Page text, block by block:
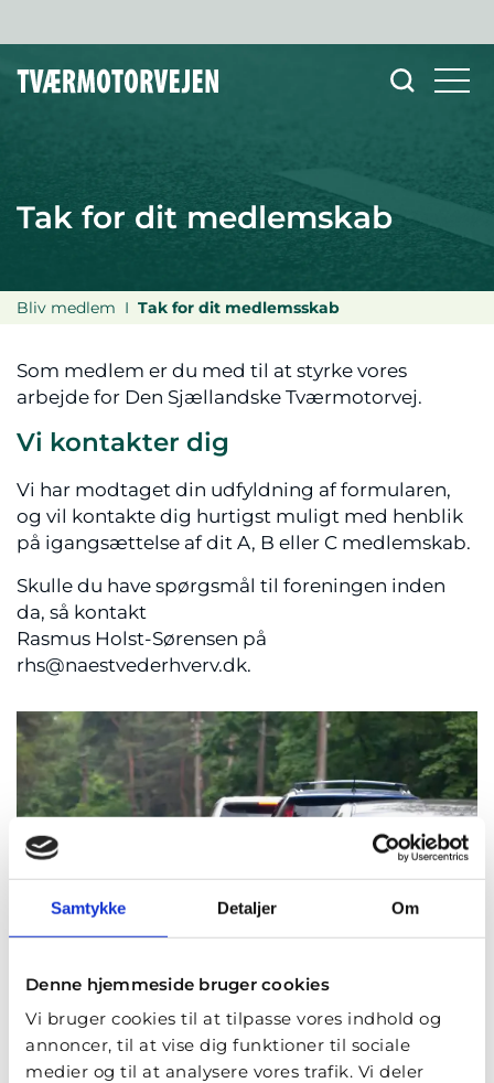
Samtykke Detaljer Om
Denne hjemmeside bruger cookies
Vi bruger cookies til at tilpasse vores indhold og
annoncer, til at vise dig funktioner til sociale
medier og til at analysere vores trafik. Vi deler
Tak for dit medlemskab
Bliv medlem Tak for dit medlemsskab
Som medlem er du med til at styrke vores
arbejde for Den Sjællandske Tværmotorvej.
Vi kontakter dig
Vi har modtaget din udfyldning af formularen,
og vil kontakte dig hurtigst muligt med henblik
på igangsættelse af dit A, B eller C medlemskab.
Skulle du have spørgsmål til foreningen inden
da, så kontakt
Rasmus Holst-Sørensen på
rhs@naestvederhverv.dk.